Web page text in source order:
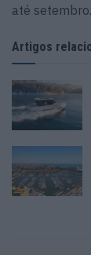
até setembro.
Artigos